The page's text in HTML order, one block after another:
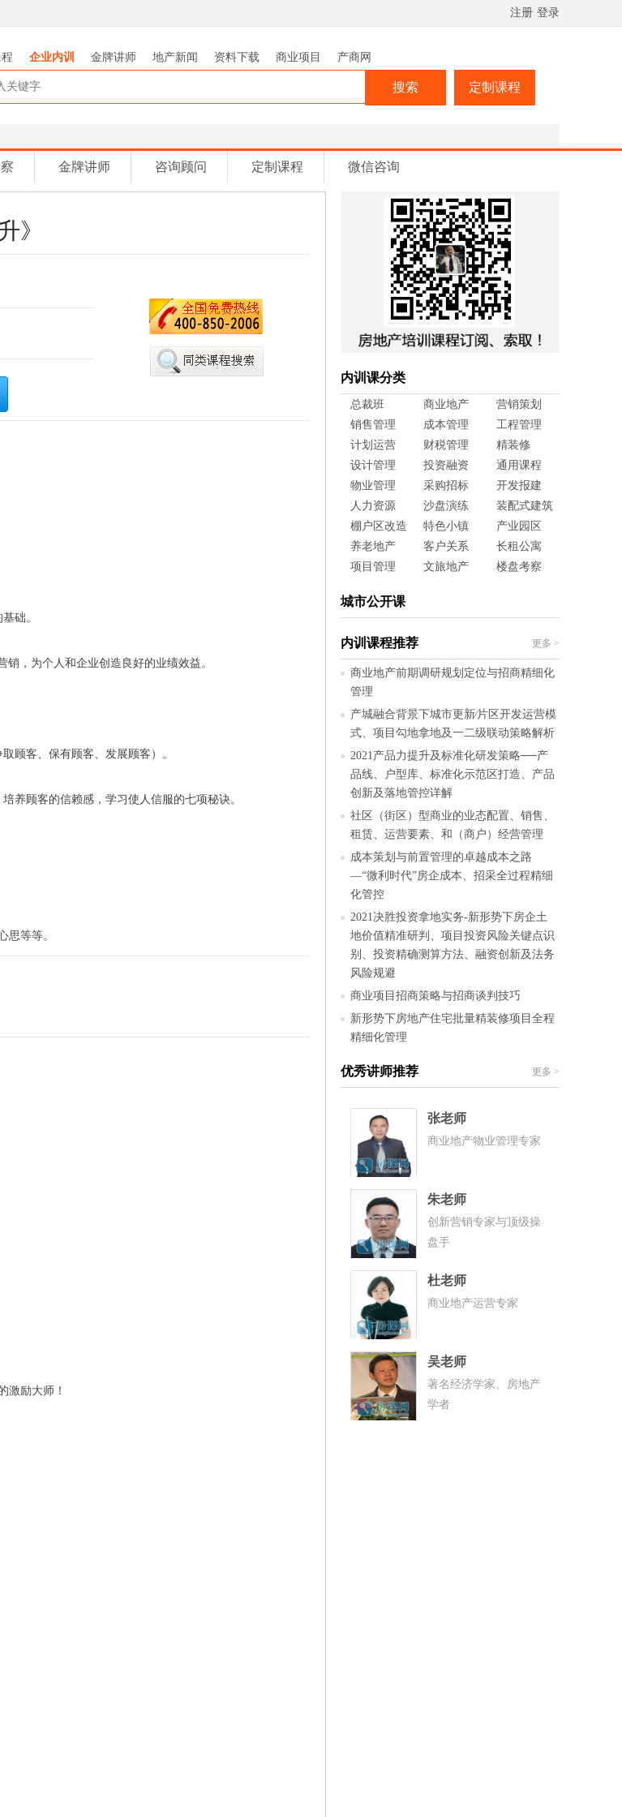
注册 登录
企业内训 金牌讲师 地产新闻 资料下载 商业项目 产商网
搜索 定制课程
金牌讲师 咨询顾问 定制课程 微信咨询
内训课分类
总裁班 商业地产
营销策划
销售管理
成本管理
工程管理
计划运营
财税管理
精装修
设计管理
投资融资
通用课程
物业管理
采购招标
开发报建
人力资源
沙盘演练
装配式建筑
棚户区改造
特色小镇
产业园区
养老地产
客户关系
长租公寓
项目管理
文旅地产 楼盘考察
城市公开课
更多 >
内训课程推荐
商业地产前期调研规划定位与招商精细化
管理
产城融合背景下城市更新∕片区开发运营模
式、项目勾地拿地及一二级联动策略解析
2021产品力提升及标准化研发策略──产
品线、户型库、标准化示范区打造、产品
创新及落地管控详解
社区（街区）型商业的业态配置、销售、
租赁、运营要素、和（商户）经营管理
成本策划与前置管理的卓越成本之路
—“微利时代”房企成本、招采全过程精细
化管控
2021决胜投资拿地实务-新形势下房企土
地价值精准研判、项目投资风险关键点识
别、投资精确测算方法、融资创新及法务
风险规避
商业项目招商策略与招商谈判技巧
新形势下房地产住宅批量精装修项目全程
精细化管理
更多 >
优秀讲师推荐
张老师
商业地产物业管理专家
朱老师
创新营销专家与顶级操
盘手
杜老师
商业地产运营专家
吴老师
著名经济学家、房地产
学者
》
础。
，为个人和企业创造良好的业绩效益。
顾客、保有顾客、发展顾客）。
养顾客的信赖感，学习使人信服的七项秘诀。
思等等。
励大师！